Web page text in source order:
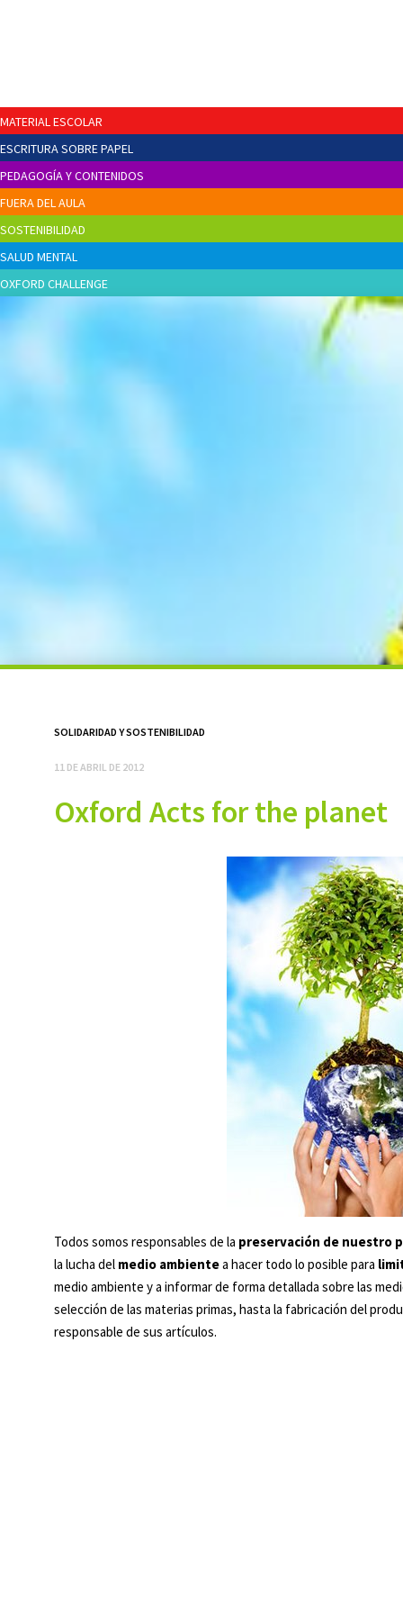
MATERIAL ESCOLAR
ESCRITURA SOBRE PAPEL
PEDAGOGÍA Y CONTENIDOS
FUERA DEL AULA
SOSTENIBILIDAD
SALUD MENTAL
OXFORD CHALLENGE
SOLIDARIDAD Y SOSTENIBILIDAD
11 DE ABRIL DE 2012
Oxford Acts for the planet
Todos somos responsables de la preservación de nuestro
la lucha del medio ambientea hacer todo lo posible para
medio ambiente y a informar de forma detallada sobre las
selección de las materias primas, hasta la fabricación del
responsable de sus artículos.